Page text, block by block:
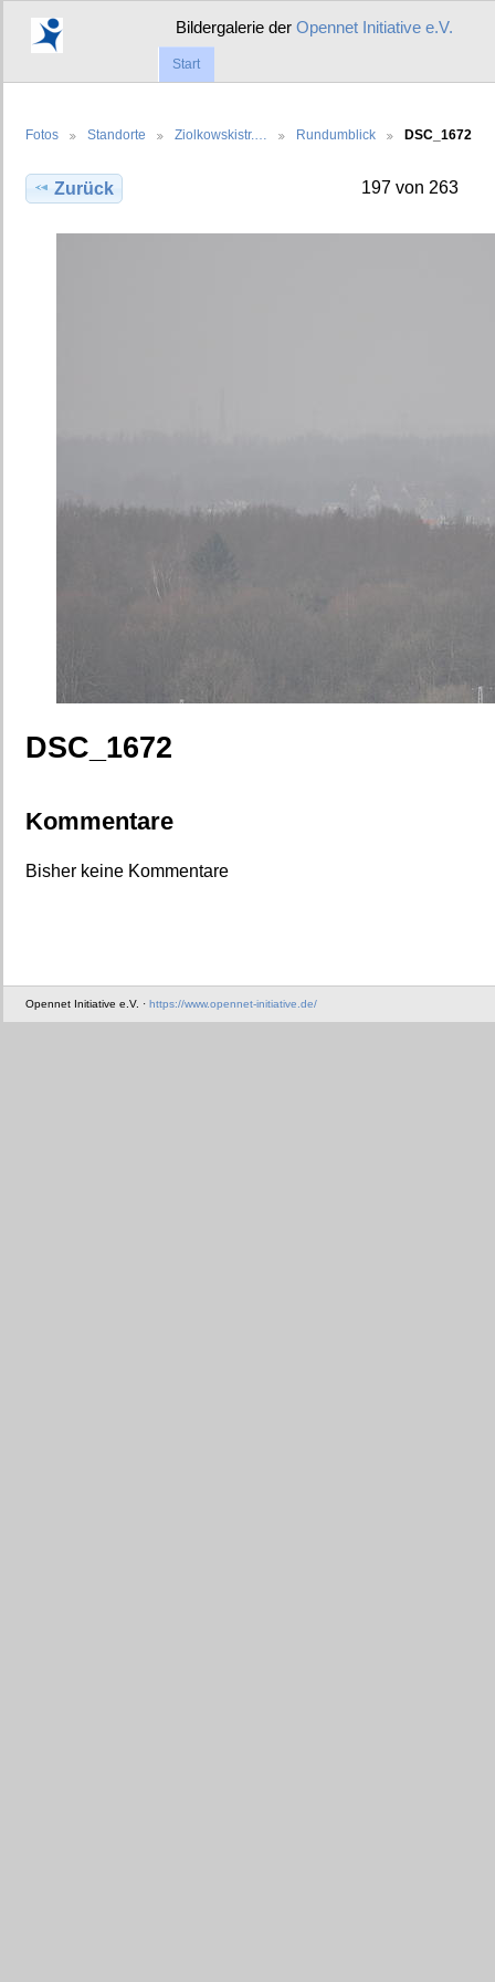
Bildergalerie derOpennet Initiative e.V.
Start
Fotos Standorte Ziolkowskistr.… Rundumblick DSC_1672
Zurück 197 von 263
DSC_1672
Kommentare
Bisher keine Kommentare
Opennet Initiative e.V. · https://www.opennet-initiative.de/